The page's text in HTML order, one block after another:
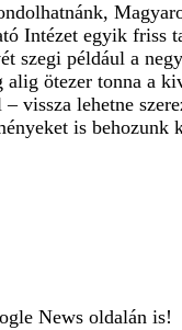
Intézet egyik friss
szegi például a
ötezer tonna a
vissza lehetne
is
News oldalán is!